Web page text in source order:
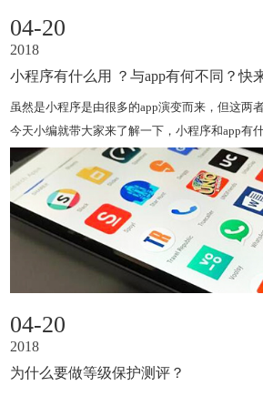
04-20
2018
小程序有什么用 ？与app有何不同？快
虽然是小程序是由很多的app演变而来，但这两
今天小编就带大家来了解一下，小程序和app有
04-20
2018
为什么要做等级保护测评？